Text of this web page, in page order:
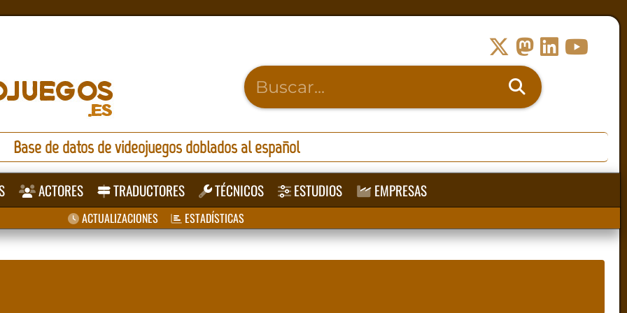
Base de datos de videojuegos doblados al español
ACTORES TRADUCTORES TÉCNICOS ESTUDIOS EMPRESAS
ACTUALIZACIONES ESTADÍSTICAS